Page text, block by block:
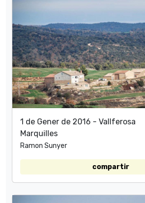
1 de Gener de 2016 - Vallferosa
Marquilles
Ramon Sunyer
compartir